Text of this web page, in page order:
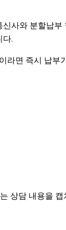
신사와 분할납부
다.
라면 즉시 납부
상담 내용을 캡